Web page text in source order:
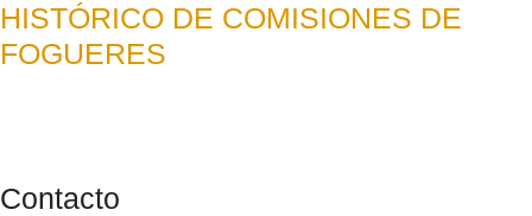
HISTÓRICO DE COMISIONES DE
FOGUERES
Contacto